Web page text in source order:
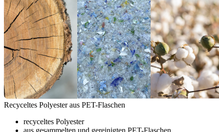
Recyceltes Polyester aus PET-Flaschen
recyceltes Polyester